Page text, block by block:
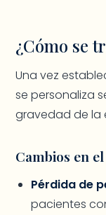
¿Cómo se
Una vez
se personaliza
gravedad de la
Cambios en
Pérdida de
pacientes